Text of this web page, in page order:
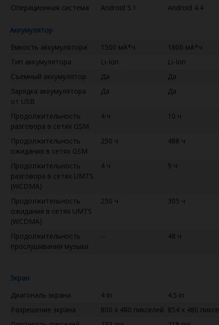
Операционная система
Android 5.1 Android 4.4
Аккумулятор
Емкость аккумулятора
1500 мА*ч
1800 мА*ч
Тип аккумулятора
Li-Ion
Li-Ion
Съемный аккумулятор
Да
Да
Зарядка аккумулятора
от USB
Да Да
Продолжительность
разговора в сетях GSM
4 ч 10 ч
Продолжительность
ожидания в сетях GSM
250 ч 488 ч
Продолжительность
разговора в сетях UMTS
(WCDMA)
4 ч 9 ч
Продолжительность
ожидания в сетях UMTS
(WCDMA)
250 ч 305 ч
Продолжительность
прослушивания музыки
-- 48 ч
Экран
Диагональ экрана
4 in
4.5 in
Разрешение экрана
800 x 480 пикселей 854 x 480